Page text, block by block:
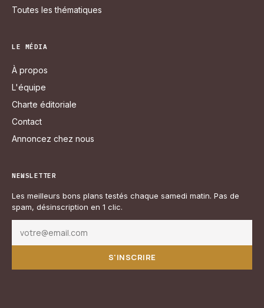
Toutes les thématiques
LE MÉDIA
À propos
L'équipe
Charte éditoriale
Contact
Annoncez chez nous
NEWSLETTER
Les meilleurs bons plans testés chaque samedi matin. Pas de
spam, désinscription en 1 clic.
S'INSCRIRE